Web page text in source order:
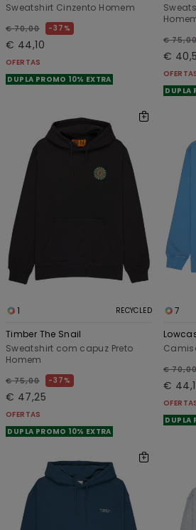
Sweatshirt Cinzento Homem
€ 70,00 37%
€ 44,10
OFERTAS
DUPLA PROMO 10% EXTRA
€
€
DUPLA
1 RECYCLED
Timber The Snail
Sweatshirt com capuz Preto
Homem
€ 75,00 37%
€ 47,25
OFERTAS
DUPLA PROMO 10% EXTRA
7
€
€
DUPLA